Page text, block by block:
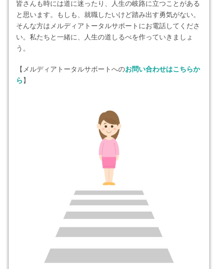
皆さんも時には道に迷ったり、人生の岐路に立つことがある
と思います。もしも、就職したいけど踏み出す勇気がない。
そんな方はメルディアトータルサポートにお電話してくださ
い。私たちと一緒に、人生の道しるべを作っていきましょ
う。
【メルディアトータルサポートへのお問い合わせはこちらか
ら】